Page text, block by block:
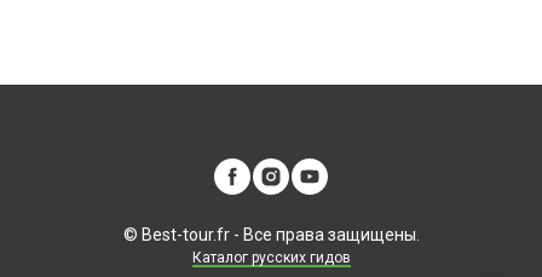
© Best-tour.fr - Все права защищены.
Каталог русских гидов